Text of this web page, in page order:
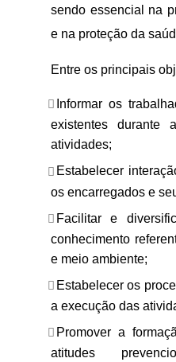
sendo essencial na
e na proteção da
Entre os principais
Informar os
existentes durante
atividades;
Estabelecer
os encarregados e
Facilitar e
conhecimento
e meio ambiente;
Estabelecer os
a execução das
Promover a
atitudes